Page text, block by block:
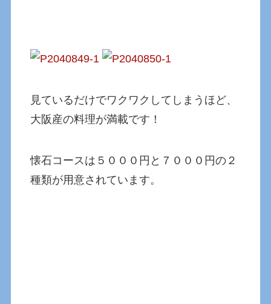
見ているだけでワクワクしてしまうほど、
大阪産の料理が満載です！
懐石コースは５０００円と７０００円の２
種類が用意されています。